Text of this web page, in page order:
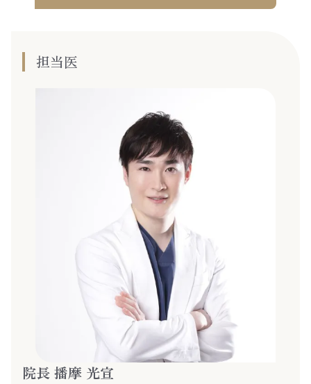
担当医
院長 播摩 光宣